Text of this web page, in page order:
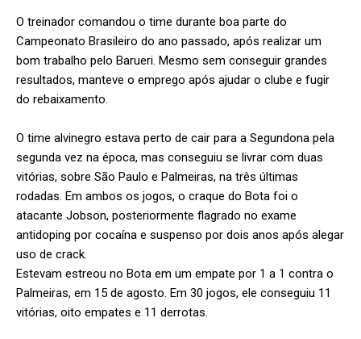
O treinador comandou o time durante boa parte do
Campeonato Brasileiro do ano passado, após realizar um
bom trabalho pelo Barueri. Mesmo sem conseguir grandes
resultados, manteve o emprego após ajudar o clube e fugir
do rebaixamento.
O time alvinegro estava perto de cair para a Segundona pela
segunda vez na época, mas conseguiu se livrar com duas
vitórias, sobre São Paulo e Palmeiras, na três últimas
rodadas. Em ambos os jogos, o craque do Bota foi o
atacante Jobson, posteriormente flagrado no exame
antidoping por cocaína e suspenso por dois anos após alegar
uso de crack.
Estevam estreou no Bota em um empate por 1 a 1 contra o
Palmeiras, em 15 de agosto. Em 30 jogos, ele conseguiu 11
vitórias, oito empates e 11 derrotas.